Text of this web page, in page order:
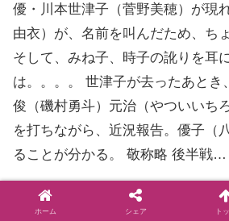
優・川本世津子（菅野美穂）が現
由衣）が、名前を叫んだため、ち
そして、みね子、時子の訛りを耳
は。。。。 世津子が去ったあとき
俊（磯村勇斗）元治（やついいち
を打ちながら、近況報告。優子（
ることが分かる。 敬称略 後半戦…
より:
ホーム シェア ト